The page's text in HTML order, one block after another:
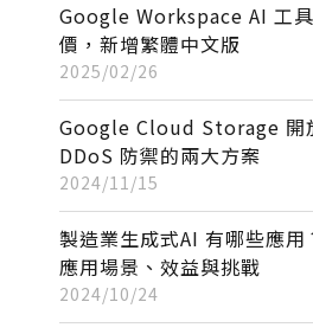
Google Workspace AI 工
價，新增繁體中文版
2025/02/26
Google Cloud Storage 開
DDoS 防禦的兩大方案
2024/11/15
製造業生成式AI 有哪些應用
應用場景、效益與挑戰
2024/10/24